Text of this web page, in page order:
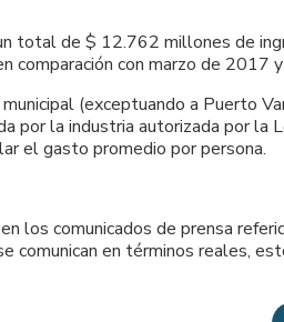
total de $ 12.762 millones de
comparación con marzo de
(exceptuando a Puerto
por la industria autorizada por
el gasto promedio por persona.
los comunicados de prensa
comunican en términos reales,